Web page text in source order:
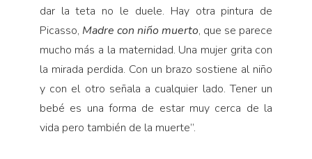
dar la teta no le duele. Hay otra pintura de
Picasso, Madre con niño muerto, que se parece
mucho más a la maternidad. Una mujer grita con
la mirada perdida. Con un brazo sostiene al niño
y con el otro señala a cualquier lado. Tener un
bebé es una forma de estar muy cerca de la
vida pero también de la muerte”.